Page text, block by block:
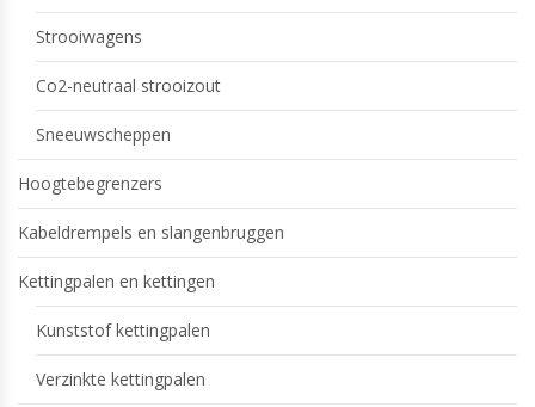
Strooiwagens
Co2-neutraal strooizout
Sneeuwscheppen
Hoogtebegrenzers
Kabeldrempels en slangenbruggen
Kettingpalen en kettingen
Kunststof kettingpalen
Verzinkte kettingpalen